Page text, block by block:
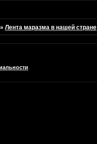
»Лента маразма в нашей стране